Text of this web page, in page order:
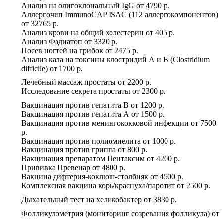
Анализ на олигоклональный IgG от 4790 р.
Аллергочип ImmunoCAP ISAC (112 аллергокомпонентов)
от 32765 р.
Анализ крови на общий холестерин от 405 р.
Анализ Фадиатоп от 3320 р.
Посев ногтей на грибок от 2475 р.
Анализ кала на токсины клостридий А и В (Clostridium
difficile) от 1700 р.
Лечебный массаж простаты от 2200 р.
Исследование секрета простаты от 2300 р.
Вакцинация против гепатита В от 1200 р.
Вакцинация против гепатита А от 1500 р.
Вакцинация против менингококковой инфекции от 7500
р.
Вакцинация против полиомиелита от 1000 р.
Вакцинация против гриппа от 800 р.
Вакцинация препаратом Пентаксим от 4200 р.
Прививка Превенар от 4800 р.
Вакцина дифтерия-коклюш-столбняк от 4500 р.
Комплексная вакцина корь/краснуха/паротит от 2500 р.
Дыхательный тест на хеликобактер от 3830 р.
Фолликулометрия (мониторинг созревания фолликула) от